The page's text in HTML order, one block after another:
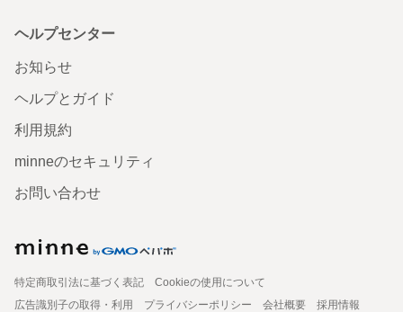
ヘルプセンター
お知らせ
ヘルプとガイド
利用規約
minneのセキュリティ
お問い合わせ
特定商取引法に基づく表記
Cookieの使用について
広告識別子の取得・利用
プライバシーポリシー 会社概要
採用情報